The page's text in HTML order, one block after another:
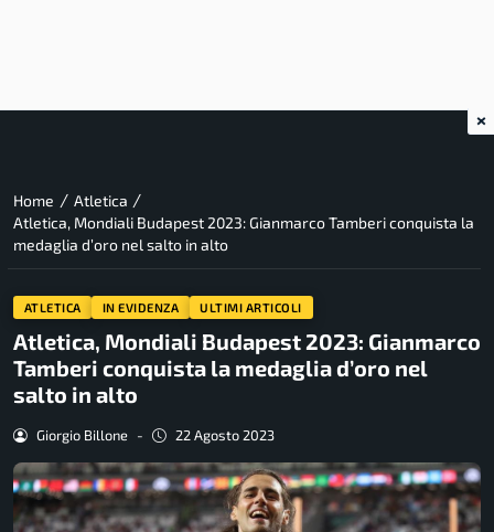
Home / Atletica /
Atletica, Mondiali Budapest 2023: Gianmarco Tamberi conquista la
medaglia d’oro nel salto in alto
ATLETICA IN EVIDENZA ULTIMI ARTICOLI
Atletica, Mondiali Budapest 2023: Gianmarco
Tamberi conquista la medaglia d’oro nel
salto in alto
Giorgio Billone - 22 Agosto 2023
×